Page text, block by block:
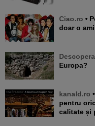
Ciao.ro • Poveştile de iubire care au rămas
doar o
Europa?
kanald.ro • (P) Cauți idei de cadouri rafinate
pentru
calitate și